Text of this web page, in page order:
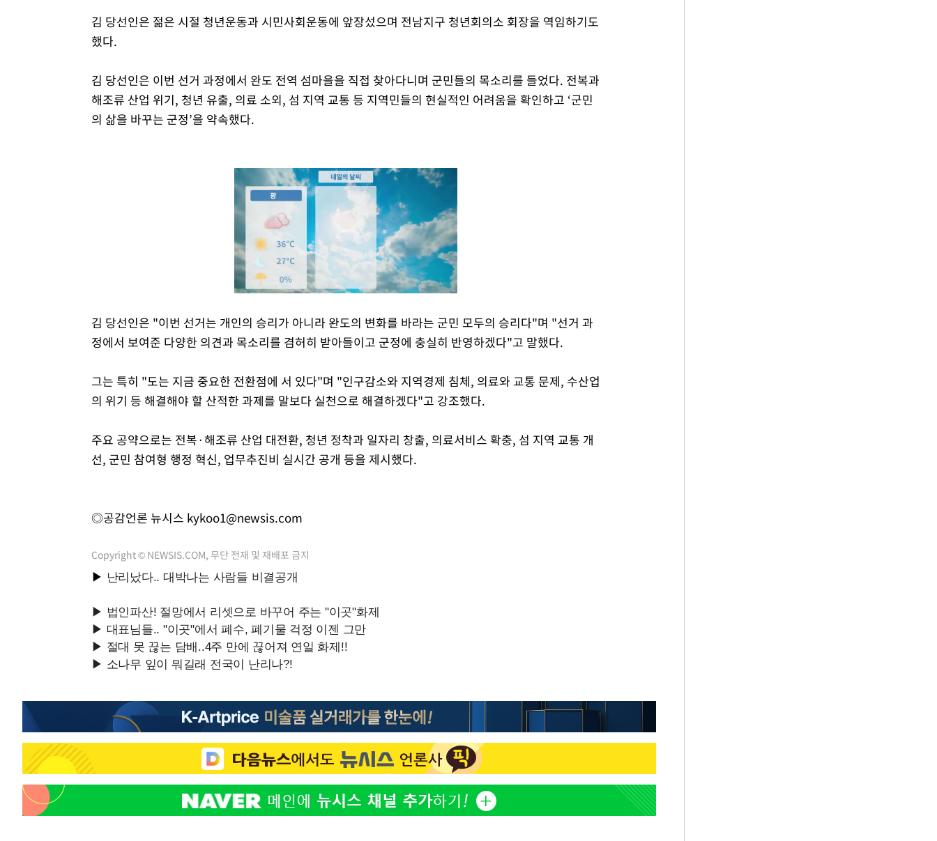
김 당선인은 젊은 시절 청년운동과 시민사회운동에 앞장섰으며 전남지구 청년회의소 회장을 역임하기도
했다.
김 당선인은 이번 선거 과정에서 완도 전역 섬마을을 직접 찾아다니며 군민들의 목소리를 들었다. 전복과
해조류 산업 위기, 청년 유출, 의료 소외, 섬 지역 교통 등 지역민들의 현실적인 어려움을 확인하고 ‘군민
의 삶을 바꾸는 군정’을 약속했다.
Mute
김 당선인은 "이번 선거는 개인의 승리가 아니라 완도의 변화를 바라는 군민 모두의 승리다"며 "선거 과
정에서 보여준 다양한 의견과 목소리를 겸허히 받아들이고 군정에 충실히 반영하겠다"고 말했다.
그는 특히 "도는 지금 중요한 전환점에 서 있다"며 "인구감소와 지역경제 침체, 의료와 교통 문제, 수산업
의 위기 등 해결해야 할 산적한 과제를 말보다 실천으로 해결하겠다"고 강조했다.
주요 공약으로는 전복·해조류 산업 대전환, 청년 정착과 일자리 창출, 의료서비스 확충, 섬 지역 교통 개
선, 군민 참여형 행정 혁신, 업무추진비 실시간 공개 등을 제시했다.
◎공감언론 뉴시스 kykoo1@newsis.com
Copyright © NEWSIS.COM, 무단 전재 및 재배포 금지